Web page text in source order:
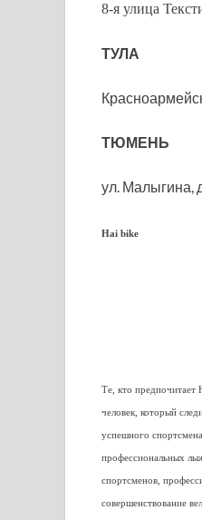
8-я улица
ТУЛА
ТЮМЕНЬ
ул. Малыгина,
Hai bike
Те, кто предпочитает
человек, который
успешного
профессиональных
спортсменов,
совершенствование